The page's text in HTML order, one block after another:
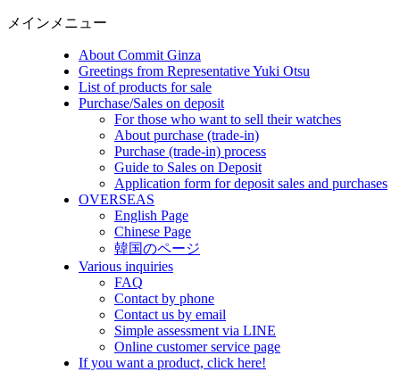
メインメニュー
About Commit Ginza
Greetings from Representative Yuki Otsu
List of products for sale
Purchase/Sales on deposit
For those who want to sell their watches
About purchase (trade-in)
Purchase (trade-in) process
Guide to Sales on Deposit
Application form for deposit sales and purchases
OVERSEAS
English Page
Chinese Page
韓国のページ
Various inquiries
FAQ
Contact by phone
Contact us by email
Simple assessment via LINE
Online customer service page
If you want a product, click here!